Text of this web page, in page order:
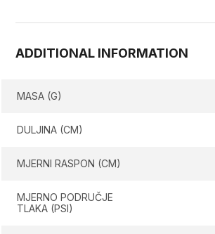
ADDITIONAL INFORMATION
MASA (G)
DULJINA (CM)
MJERNI RASPON (CM)
MJERNO PODRUČJE
TLAKA (PSI)